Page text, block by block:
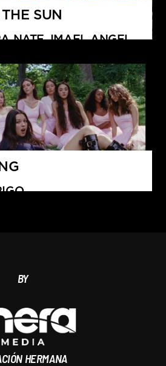
SUN
NATE, IMAEL ANGEL
BY
HERMANA